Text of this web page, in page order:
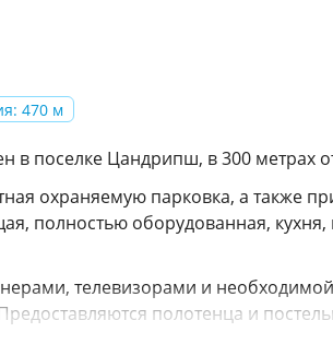
470 м
в поселке Цандрипш, в 300 метрах
охраняемую парковка, а также
полностью оборудованная,
телевизорами и необходимой
полотенца и